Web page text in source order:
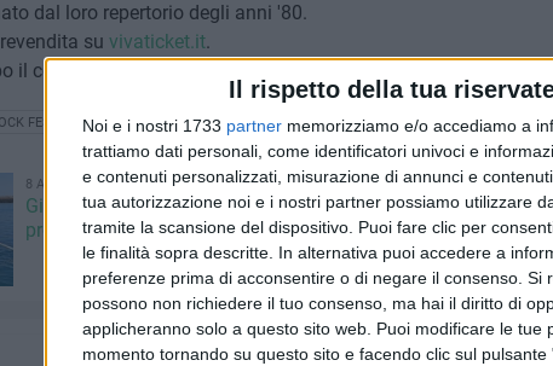
Il rispetto della tua
Noi e i nostri 1733 partner memorizziamo e/o accediamo a
trattiamo dati personali, come identificatori univoci e
e contenuti personalizzati, misurazione di annunci e
tua autorizzazione noi e i nostri partner possiamo utilizzare
tramite la scansione del dispositivo. Puoi fare clic per
le finalità sopra descritte. In alternativa puoi accedere a
preferenze prima di acconsentire o di negare il consenso. Si
possono non richiedere il tuo consenso, ma hai il diritto di
applicheranno solo a questo sito web. Puoi modificare le
momento tornando su questo sito e facendo clic sul pulsante
dal loro repertorio degli anni '80.
su vivaticket.it.
il concerto selezioni musicali a cura di Truemantic, Bonnie
FESTIVAL ARCI TRESSETT
8 AGOSTO 2026
Giovinazzo Estate 2026: il
programma di sabato 8 agosto
8 AGOSTO 2026
Il 10 ed l'11
c'è la Sagra
Nonna